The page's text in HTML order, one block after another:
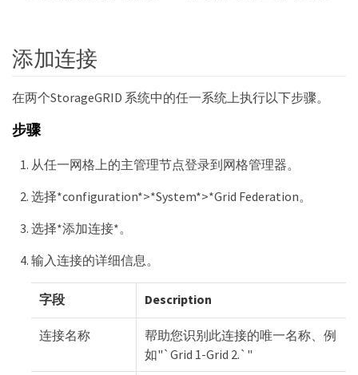
添加连接
在两个StorageGRID 系统中的任一系统上执行以下步骤。
步骤
从任一网格上的主管理节点登录到网格管理器。
选择*configuration*>*System*>*Grid Federation。
选择*添加连接*。
输入连接的详细信息。
字段 Description
连接名称
帮助您识别此连接的唯一名称、例
如"`Grid 1-Grid 2.`"